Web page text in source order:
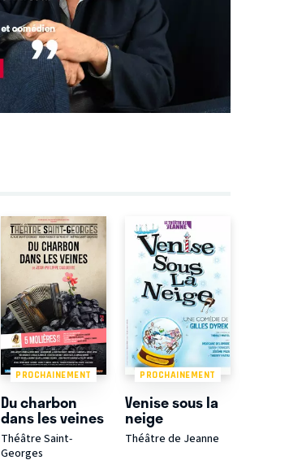
PROCHAINEMENT
Du charbon
dans les veines
Théâtre Saint-
Georges
PROCHAINEMENT
Venise sous la
neige
Théâtre de Jeanne